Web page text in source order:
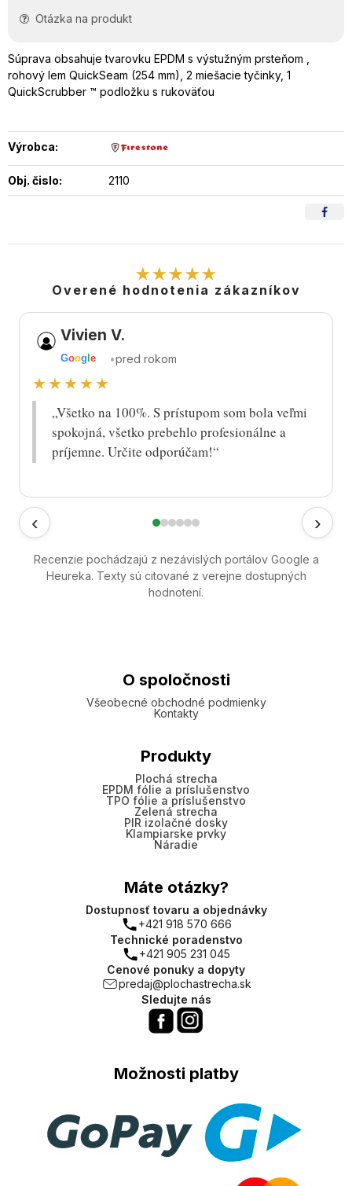
Otázka na produkt
Súprava obsahuje tvarovku EPDM s výstužným prsteňom ,
rohový lem QuickSeam (254 mm), 2 miešacie tyčinky, 1
QuickScrubber ™ podložku s rukoväťou
Výrobca:
Obj. čislo: 2110
★★★★★
Overené hodnotenia zákazníkov
‹
Vivien V.
Goog le •pred rokom
★★★★★
„Všetko na 100%. S prístupom som bola veľmi
spokojná, všetko prebehlo profesionálne a
príjemne. Určite odporúčam!“
›
Recenzie pochádzajú z nezávislých portálov Google a
Heureka. Texty sú citované z verejne dostupných
hodnotení.
O spoločnosti
Všeobecné obchodné podmienky
Kontakty
Produkty
Plochá strecha
EPDM fólie a príslušenstvo
TPO fólie a príslušenstvo
Zelená strecha
PIR izolačné dosky
Klampiarske prvky
Náradie
Máte otázky?
Dostupnosť tovaru a objednávky
+421 918 570 666
Technické poradenstvo
+421 905 231 045
Cenové ponuky a dopyty
predaj@plochastrecha.sk
Sledujte nás
Možnosti platby